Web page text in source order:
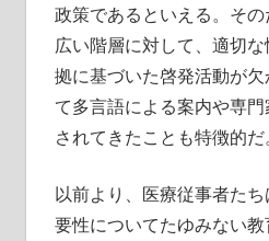
政策であるといえる。そ
広い階層に対して、適切
拠に基づいた啓発活動が
て多言語による案内や専
されてきたことも特徴的だ。
以前より、医療従事者た
要性についてたゆみない